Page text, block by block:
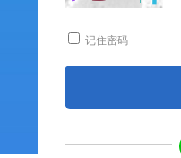
记住密码